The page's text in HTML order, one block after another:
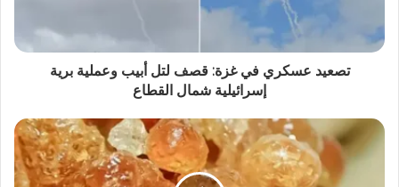
تصعيد عسكري في غزة: قصف لتل أبيب وعملية برية
إسرائيلية شمال القطاع